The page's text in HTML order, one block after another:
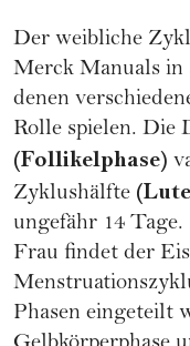
Der weibliche
Merck Manuals in
denen
Rolle spielen. Die
(Follikelphase)
Zyklushälfte
ungefähr 14
Frau findet der
Phasen eingeteilt